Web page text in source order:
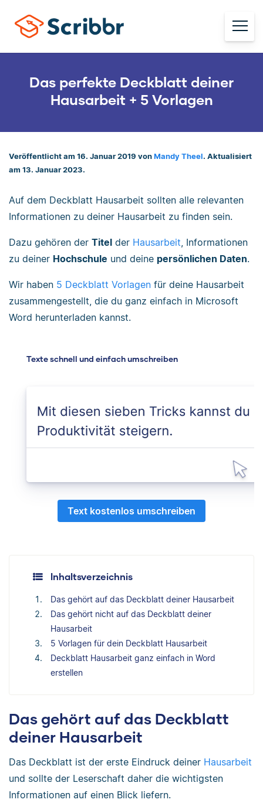
Das perfekte Deckblatt deiner
Hausarbeit + 5 Vorlagen
Veröffentlicht am 16. Januar 2019 von Mandy Theel. Aktualisiert
am 13. Januar 2023.
Auf dem Deckblatt Hausarbeit sollten alle relevanten
Informationen zu deiner Hausarbeit zu finden sein.
Dazu gehören der Titel der Hausarbeit , Informationen
zu deiner Hochschule und deine persönlichen Daten.
Wir haben 5 Deckblatt Vorlagen für deine Hausarbeit
zusammengestellt, die du ganz einfach in Microsoft
Word herunterladen kannst.
Texte schnell und einfach umschreiben
Text kostenlos umschreiben
Inhaltsverzeichnis
Das gehört auf das Deckblatt deiner Hausarbeit
Das gehört nicht auf das Deckblatt deiner
Hausarbeit
5 Vorlagen für dein Deckblatt Hausarbeit
Deckblatt Hausarbeit ganz einfach in Word
erstellen
Das gehört auf das Deckblatt
deiner Hausarbeit
Das Deckblatt ist der erste Eindruck deiner Hausarbeit
und sollte der Leserschaft daher die wichtigsten
Informationen auf einen Blick liefern.